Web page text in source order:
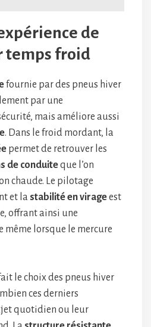
de
temps froid
fournie par des pneus hiver
par une
mais améliore aussi
. Dans le froid mordant, la
permet de retrouver les
de conduiteque l’on
chaude. Le pilotage
et lastabilité en virageest
offrant ainsi une
même lorsque le mercure
le choix des pneus hiver
ces derniers
quotidien ou leur